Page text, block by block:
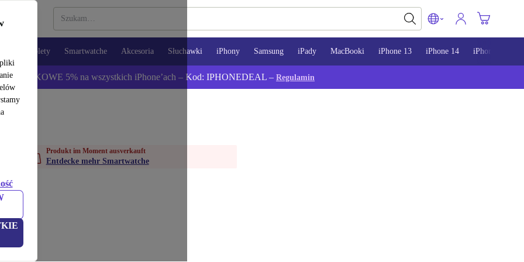
Tablety Smartwatche Akcesoria Słuchawki iPhony Samsung iPady MacBooki iPhone 13 iPhone 14 iPhone 15
DODATKOWE 5% na wszystkich iPhone’ach – Kod: IPHONEDEAL – Regulamin
Produkt im Moment ausverkauft
Entdecke mehr Smartwatche